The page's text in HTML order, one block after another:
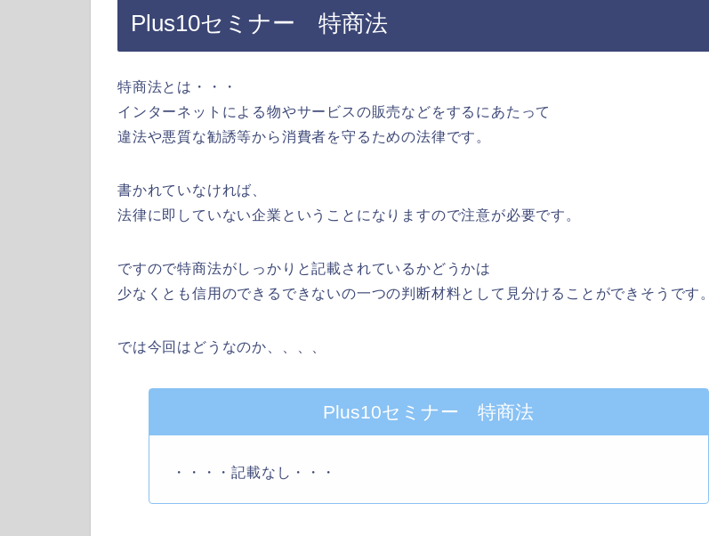
Plus10セミナー 特商法
特商法とは・・・
インターネットによる物やサービスの販売などをするにあたって
違法や悪質な勧誘等から消費者を守るための法律です。
書かれていなければ、
法律に即していない企業ということになりますので注意が必要です。
ですので特商法がしっかりと記載されているかどうかは
少なくとも信用のできるできないの一つの判断材料として見分けることができそうです。
では今回はどうなのか、、、、
Plus10セミナー 特商法
・・・・記載なし・・・